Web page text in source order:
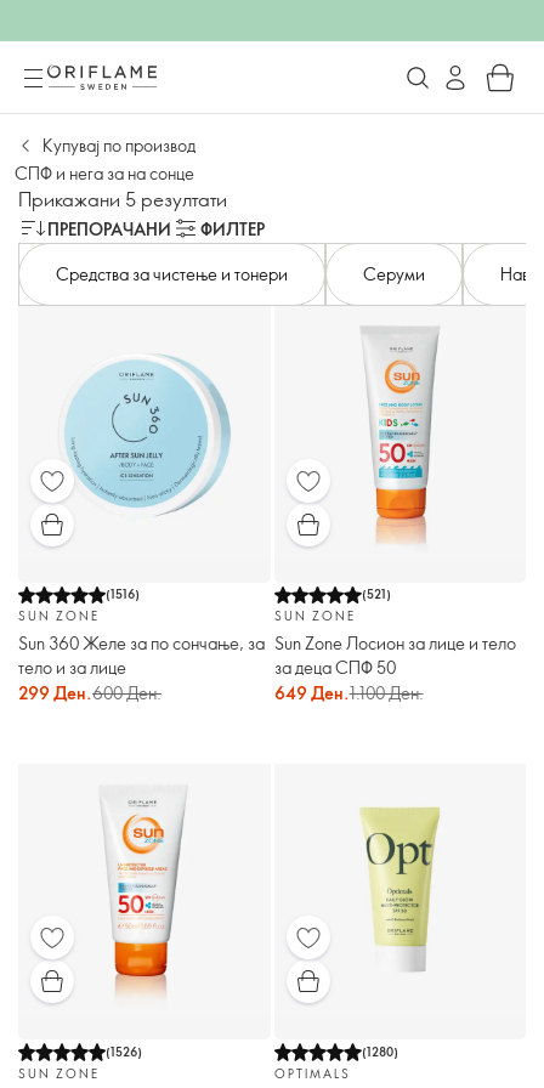
Купувај по производ
СПФ и нега за на сонце
Прикажани 5 резултати
ПРЕПОРАЧАНИ
ФИЛТЕР
Средства за чистење и тонери
Серуми
(1516)
SUN ZONE
Sun 360 Желе за по сончање, за
тело и за лице
299 Ден.600 Ден.
(521)
SUN ZONE
Sun Zone Лосион за лице и тело
за деца СПФ 50
649 Ден.1.100 Ден.
(1526)
SUN ZONE
(1280)
OPTIMALS